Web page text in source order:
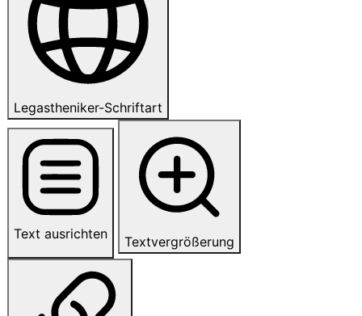
Legastheniker-Schriftart
Text ausrichten Textvergrößerung